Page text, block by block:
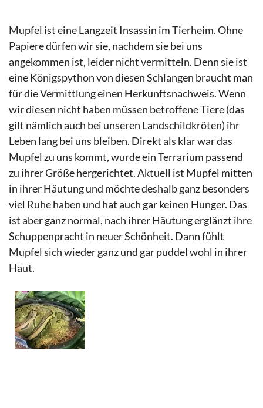
Mupfel ist eine Langzeit Insassin im Tierheim. Ohne
Papiere dürfen wir sie, nachdem sie bei uns
angekommen ist, leider nicht vermitteln. Denn sie ist
eine Königspython von diesen Schlangen braucht man
für die Vermittlung einen Herkunftsnachweis. Wenn
wir diesen nicht haben müssen betroffene Tiere (das
gilt nämlich auch bei unseren Landschildkröten) ihr
Leben lang bei uns bleiben. Direkt als klar war das
Mupfel zu uns kommt, wurde ein Terrarium passend
zu ihrer Größe hergerichtet. Aktuell ist Mupfel mitten
in ihrer Häutung und möchte deshalb ganz besonders
viel Ruhe haben und hat auch gar keinen Hunger. Das
ist aber ganz normal, nach ihrer Häutung erglänzt ihre
Schuppenpracht in neuer Schönheit. Dann fühlt
Mupfel sich wieder ganz und gar puddel wohl in ihrer
Haut.